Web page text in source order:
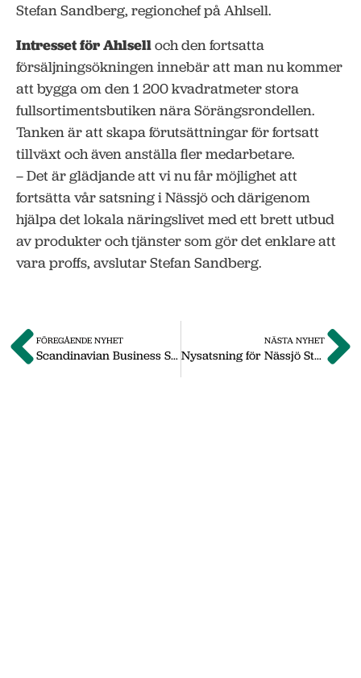
Stefan Sandberg, regionchef på Ahlsell.
Intresset för Ahlselloch den fortsatta
försäljningsökningen innebär att man nu kommer
att bygga om den 1 200 kvadratmeter stora
fullsortimentsbutiken nära Sörängsrondellen.
Tanken är att skapa förutsättningar för fortsatt
tillväxt och även anställa fler medarbetare.
– Det är glädjande att vi nu får möjlighet att
fortsätta vår satsning i Nässjö och därigenom
hjälpa det lokala näringslivet med ett brett utbud
av produkter och tjänster som gör det enklare att
vara proffs, avslutar Stefan Sandberg.
FÖREGÅENDE NYHET
Scandinavian Business Seating blir Flokk
NÄSTA NYHET
Nysatsning för Nässjö Steakhouse